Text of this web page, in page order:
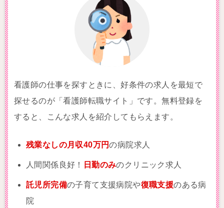
看護師の仕事を探すときに、好条件の求人を最短で
探せるのが「看護師転職サイト」です。無料登録を
すると、こんな求人を紹介してもらえます。
残業なしの月収40万円の病院求人
人間関係良好！ 日勤のみのクリニック求人
託児所完備の子育て支援病院や復職支援のある病
院